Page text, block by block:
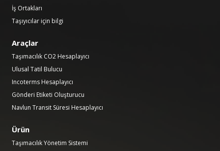
İş Ortakları
Taşıyıcılar için bilgi
Araçlar
Taşımacılık CO2 Hesaplayıcı
Ulusal Tatil Bulucu
Incoterms Hesaplayıcı
Gönderi Etiketi Oluşturucu
Navlun Transit Süresi Hesaplayıcı
Ürün
Taşımacılık Yönetim Sistemi